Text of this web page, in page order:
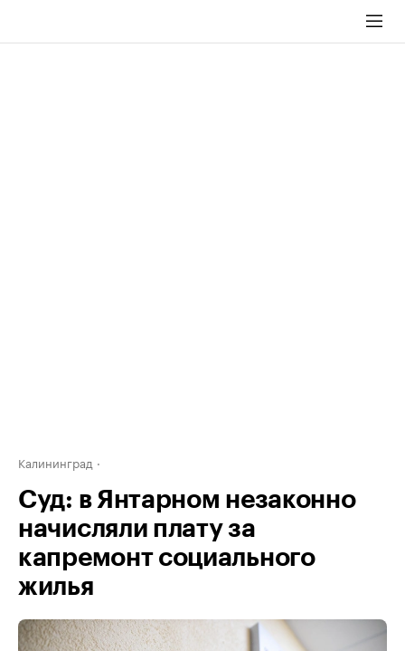
Калининград
Суд: в Янтарном незаконно
начисляли плату за
капремонт социального
жилья